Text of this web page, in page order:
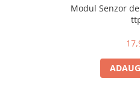
Modul Senzor